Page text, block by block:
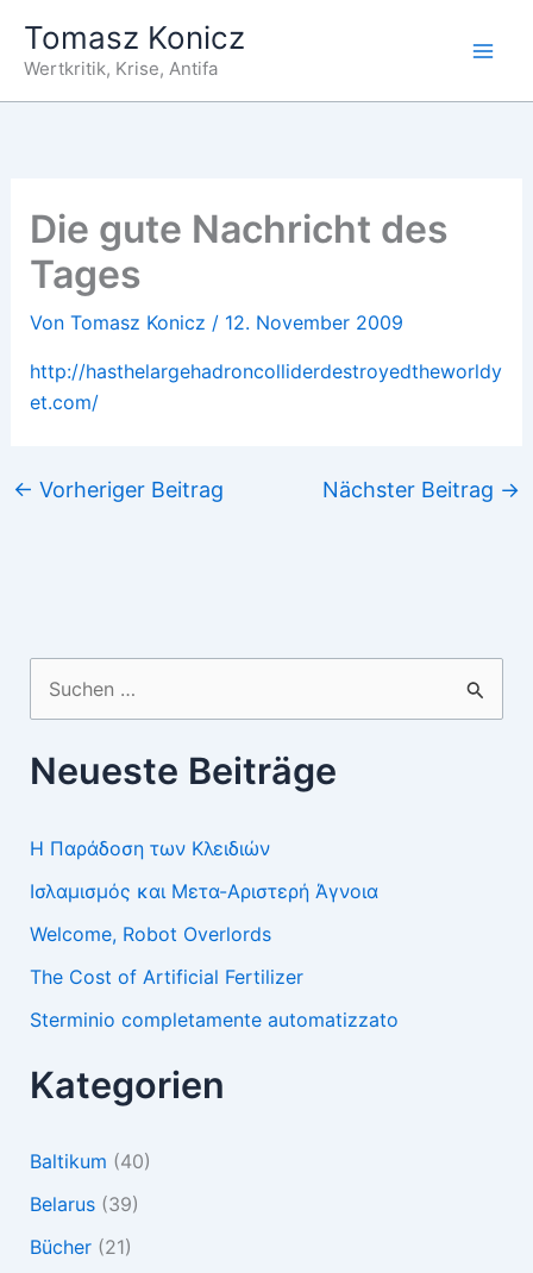
Inhalt
springen
Tomasz Konicz
Wertkritik, Krise, Antifa
Die gute Nachricht des
Tages
Von Tomasz Konicz / 12. November 2009
http://hasthelargehadroncolliderdestroyedtheworldy
et.com/
← Vorheriger Beitrag Nächster Beitrag →
Suchen
nach:
Neueste Beiträge
Η Παράδοση των Κλειδιών
Ισλαμισμός και Μετα-Αριστερή Άγνοια
Welcome, Robot Overlords
The Cost of Artificial Fertilizer
Sterminio completamente automatizzato
Kategorien
Baltikum (40)
Belarus(39)
Bücher(21)